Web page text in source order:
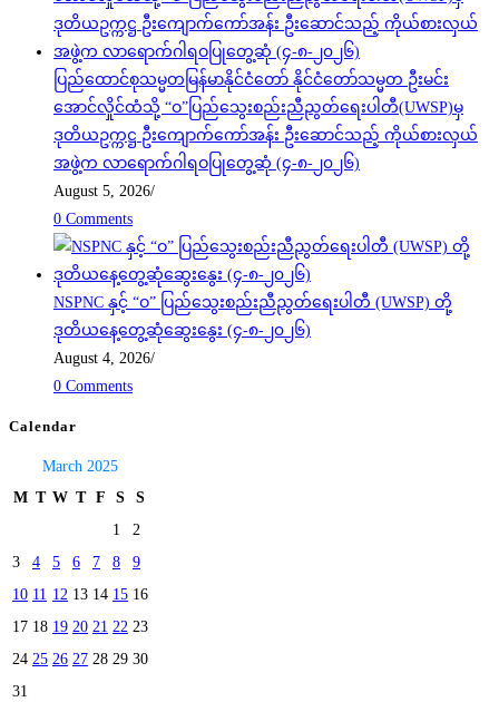
ပြည်ထောင်စုသမ္မတမြန်မာနိုင်ငံတော် နိုင်ငံတော်သမ္မတ ဦးမင်း
အောင်လှိုင်ထံသို့ “ဝ”ပြည်သွေးစည်းညီညွတ်ရေးပါတီ(UWSP)မှ
ဒုတိယဥက္ကဋ္ဌ ဦးကျောက်ကော်အန်း ဦးဆောင်သည့် ကိုယ်စားလှယ်
အဖွဲ့က လာရောက်ဂါရဝပြုတွေ့ဆုံ (၄-၈-၂၀၂၆)
August 5, 2026/
0 Comments
NSPNC နှင့် “ဝ” ပြည်သွေးစည်းညီညွတ်ရေးပါတီ (UWSP) တို့
ဒုတိယနေ့တွေ့ဆုံဆွေးနွေး (၄-၈-၂၀၂၆)
August 4, 2026/
0 Comments
Calendar
March 2025
M T W T F S
S
1
2
3
4 5 6 7 8
9
10 11 12 13 14 15 16
17 18 19 20 21 22 23
24 25 26 27 28 29 30
31